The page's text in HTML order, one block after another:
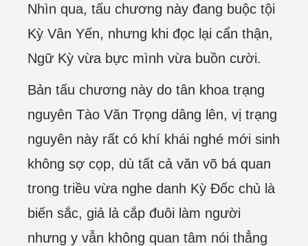
Nhìn qua, tấu chương này đang buộc tội
Kỳ Vân Yến, nhưng khi đọc lại cẩn thận,
Ngữ Kỳ vừa bực mình vừa buồn cười.
Bản tấu chương này do tân khoa trạng
nguyên Tào Văn Trọng dâng lên, vị trạng
nguyên này rất có khí khái nghé mới sinh
không sợ cọp, dù tất cả văn võ bá quan
trong triều vừa nghe danh Kỳ Đốc chủ là
biến sắc, giả lả cắp đuôi làm người
nhưng y vẫn không quan tâm nói thẳng